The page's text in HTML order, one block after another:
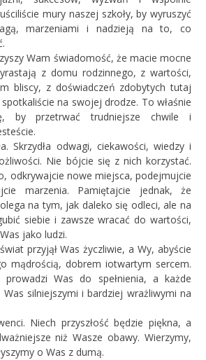
mury naszej szkoły, by wyruszyć
marzeniami i nadzieją na to, co
Wam świadomość, że macie mocne
z domu rodzinnego, z wartości,
bliscy, z doświadczeń zdobytych tutaj
na swojej drodze. To właśnie
by przetrwać trudniejsze chwile i
Skrzydła odwagi, ciekawości, wiedzy i
Nie bójcie się z nich korzystać.
odkrywajcie nowe miejsca, podejmujcie
marzenia. Pamiętajcie jednak, że
na tym, jak daleko się odleci, ale na
siebie i zawsze wracać do wartości,
jako ludzi.
przyjął Was życzliwie, a Wy, abyście
mądrością, dobrem iotwartym sercem.
Was do spełnienia, a każde
Was silniejszymi i bardziej wrażliwymi na
Niech przyszłość będzie piękna, a
niż Wasze obawy. Wierzymy,
o Was z dumą.